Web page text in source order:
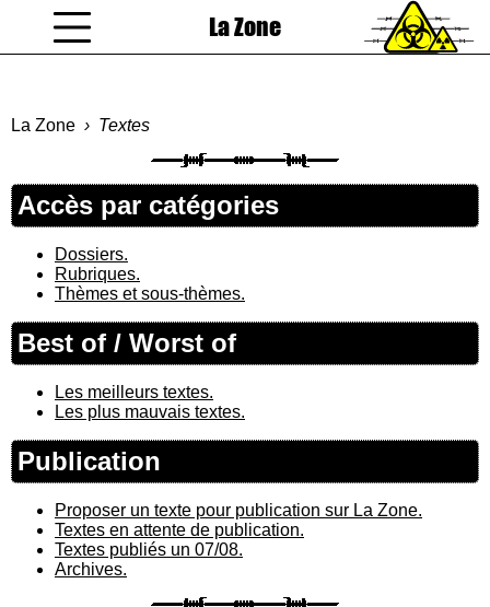
La Zone
La Zone Textes
Accès par catégories
Dossiers.
Rubriques.
Thèmes et sous-thèmes.
Best of / Worst of
Les meilleurs textes.
Les plus mauvais textes.
Publication
Proposer un texte pour publication sur La Zone.
Textes en attente de publication.
Textes publiés un 07/08.
Archives.